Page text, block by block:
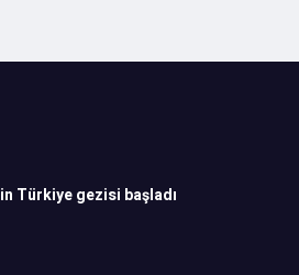
Türkiye gezisi başladı